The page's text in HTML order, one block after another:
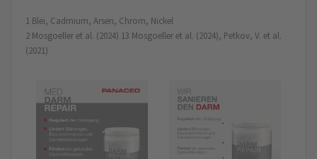
1 Blei, Cadmium, Arsen, Chrom, Nickel
2 Mosgoeller et al. (2024) 13 Mosgoeller et al. (2024), Petkov, V. et al.
(2021)